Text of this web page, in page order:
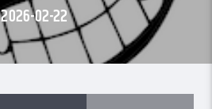
2026-02-22